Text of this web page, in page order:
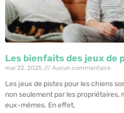
Les bienfaits des jeux de
mai 22, 2025 Aucun commentaire
Les jeux de pistes pour les chiens
non seulement par les propriétaires,
eux-mêmes. En effet,